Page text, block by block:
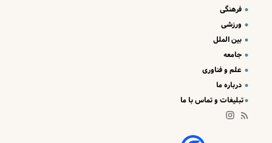
فرهنگی
ورزشی
بین الملل
جامعه
علم و فناوری
درباره ما
تبلیغات و تماس با ما